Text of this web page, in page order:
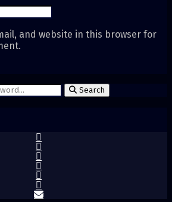
and website in this browser for
Search